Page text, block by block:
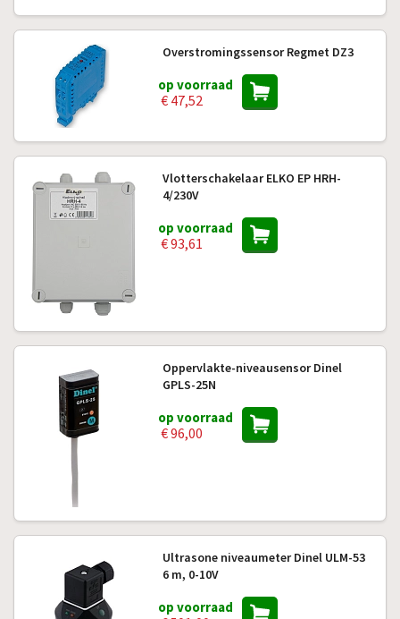
Overstromingssensor Regmet DZ3
op voorraad
€ 47,52
Vlotterschakelaar ELKO EP HRH-
4/230V
op voorraad
€ 93,61
Oppervlakte-niveausensor Dinel
GPLS-25N
op voorraad
€ 96,00
Ultrasone niveaumeter Dinel ULM-53
6 m, 0-10V
op voorraad